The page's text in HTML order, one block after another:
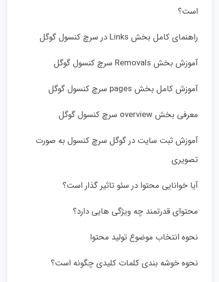
است؟
راهنمای کامل بخش Links در سرچ کنسول گوگل
آموزش بخش Removals سرچ کنسول گوگل
آموزش کامل بخش pages سرچ کنسول گوگل
معرفی بخش overview سرچ کنسول گوگل
آموزش ثبت سایت در گوگل سرچ کنسول به صورت
تصویری
آیا خوانایی محتوا در سئو تاثیر گذار است؟
محتوای قدرتمند چه ویژگی هایی دارد؟
نحوه انتخاب موضوع تولید محتوا
نحوه خوشه بندی کلمات کلیدی چگونه است؟